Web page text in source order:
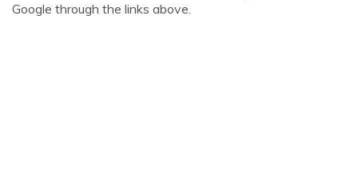
Google through the links above.